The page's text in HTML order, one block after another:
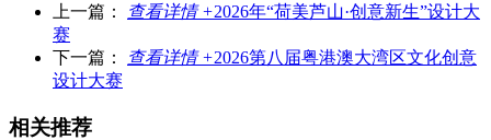
上一篇： 查看详情 +2026年“荷美芦山·创意新生”设计大
赛
下一篇：
查看详情 +2026第八届粤港澳大湾区文化创意
设计大赛
相关推荐